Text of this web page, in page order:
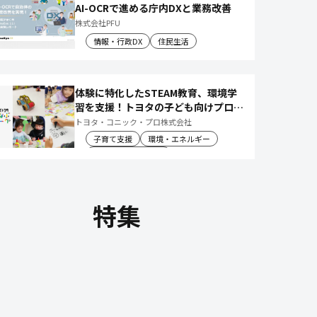
AI-OCRで進める庁内DXと業務改善
株式会社PFU
情報・行政DX
住民生活
体験に特化したSTEAM教育、環境学
習を支援！トヨタの子ども向けプログ
ラムで 社会や将来について楽しく学
べる体験機会を創出
トヨタ・コニック・プロ株式会社
子育て支援
環境・エネルギー
特集